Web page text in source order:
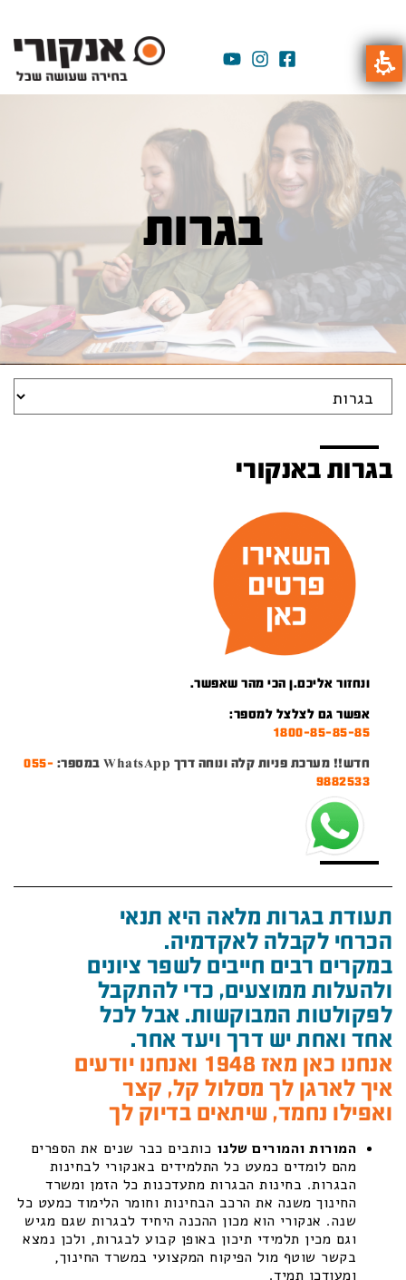
בגרות
בגרות באנקורי
ונחזור אליכם.ן הכי מהר שאפשר.
אפשר גם לצלצל למספר:
1800-85-85-85
חדש!! מערכת פניות קלה ונוחה דרך WhatsApp במספר:
055-
9882533
תעודת בגרות מלאה היא תנאי
הכרחי לקבלה לאקדמיה.
במקרים רבים חייבים לשפר ציונים
ולהעלות ממוצעים, כדי להתקבל
לפקולטות המבוקשות. אבל לכל
אחד ואחת יש דרך ויעד אחר.
אנחנו כאן מאז 1948 ואנחנו יודעים
איך לארגן לך מסלול קל, קצר
ואפילו נחמד, שיתאים בדיוק לך
המורות והמורים שלנו כותבים כבר שנים את הספרים
מהם לומדים כמעט כל התלמידים באנקורי לבחינות
הבגרות. בחינות הבגרות מתעדכנות כל הזמן ומשרד
החינוך משנה את הרכב הבחינות וחומר הלימוד כמעט כל
שנה. אנקורי הוא מכון ההכנה היחיד לבגרות שגם מגיש
וגם מכין תלמידי תיכון באופן קבוע לבגרות, ולכן נמצא
בקשר שוטף מול הפיקוח המקצועי במשרד החינוך,
ומעודכן תמיד.